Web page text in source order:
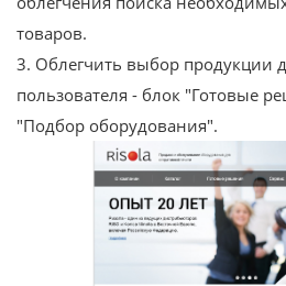
товаров.
3. Облегчить выбор продукции
пользователя - блок "Готовые
"Подбор оборудования".